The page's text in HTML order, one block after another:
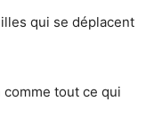
qui se déplacent
tout ce qui